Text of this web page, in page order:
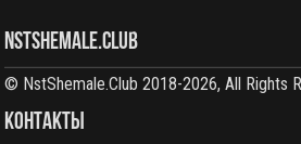
NstShemale.Club
© NstShemale.Club 2018-2026, All Rights
КОНТАКТЫ